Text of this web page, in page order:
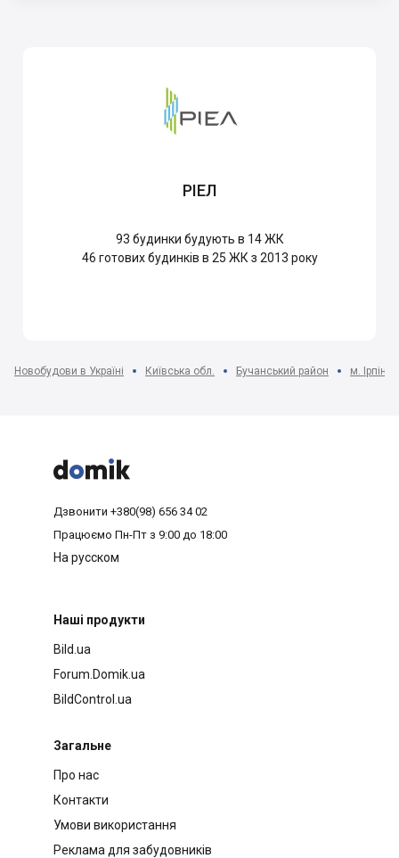
РІЕЛ
93 будинки будують в 14 ЖК
46 готових будинків в 25 ЖК з 2013 року
Новобудови в Україні Київська обл. Бучанський район м. Ірпінь



Дзвонити +380(98) 656 34 02
Працюємо Пн-Пт з 9:00 до 18:00
На русском
Наші продукти
Bild.ua
Forum.Domik.ua
BildControl.ua
Загальне
Про нас
Контакти
Умови використання
Реклама для забудовників